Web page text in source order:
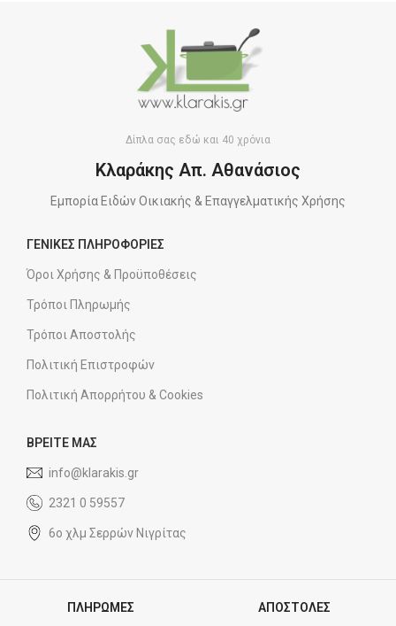
Δίπλα σας εδώ και 40 χρόνια
Κλαράκης Απ. Αθανάσιος
Εμπορία Ειδών Οικιακής & Επαγγελματικής Χρήσης
ΓΕΝΙΚΕΣ ΠΛΗΡΟΦΟΡΙΕΣ
Όροι Χρήσης & Προϋποθέσεις
Τρόποι Πληρωμής
Τρόποι Αποστολής
Πολιτική Επιστροφών
Πολιτική Απορρήτου & Cookies
ΒΡΕΙΤΕ ΜΑΣ
info@klarakis.gr
2321 0 59557
6ο χλμ Σερρών Νιγρίτας
ΠΛΗΡΩΜΕΣ ΑΠΟΣΤΟΛΕΣ